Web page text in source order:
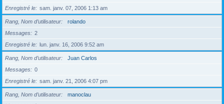
Enregistré le
sam. janv. 07, 2006 1:13 am
Rang, Nom d’utilisateur
rolando
Messages
2
Enregistré le
lun. janv. 16, 2006 9:52 am
Rang, Nom d’utilisateur
Juan Carlos
Messages
0
Enregistré le
sam. janv. 21, 2006 4:07 pm
Rang, Nom d’utilisateur
manoclau